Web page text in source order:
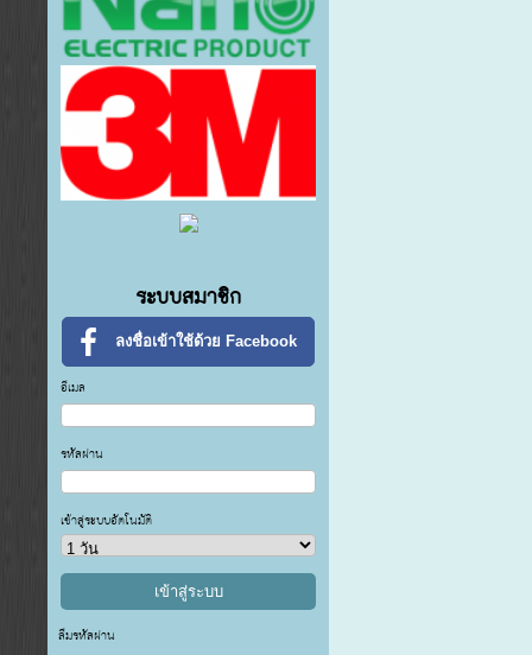
ระบบสมาชิก
ลงชื่อเข้าใช้ด้วย Facebook
อีเมล
รหัสผ่าน
เข้าสู่ระบบอัตโนมัติ
ลืมรหัสผ่าน